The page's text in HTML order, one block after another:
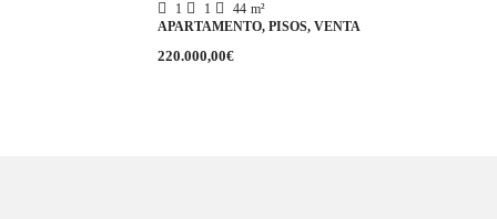
1 1 44 m²
APARTAMENTO, PISOS, VENTA
220.000,00€